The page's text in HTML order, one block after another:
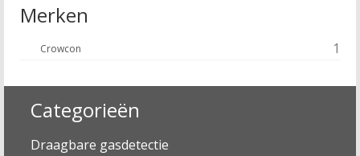
Merken
Crowcon 1
Categorieën
Draagbare gasdetectie